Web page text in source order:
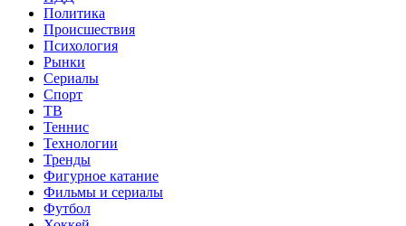
Политика
Происшествия
Психология
Рынки
Сериалы
Спорт
ТВ
Теннис
Технологии
Тренды
Фигурное катание
Фильмы и сериалы
Футбол